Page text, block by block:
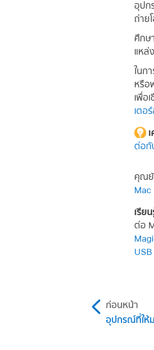
อุปก
ถ่าย
ศึกษ
แหล่
ในก
หรือ
เพื่อ
เตอ
ต่อกั
คุณยั
Mac
เรีย
ต่อ
ก่อนหน้า
อุปกรณ์ที่ให้